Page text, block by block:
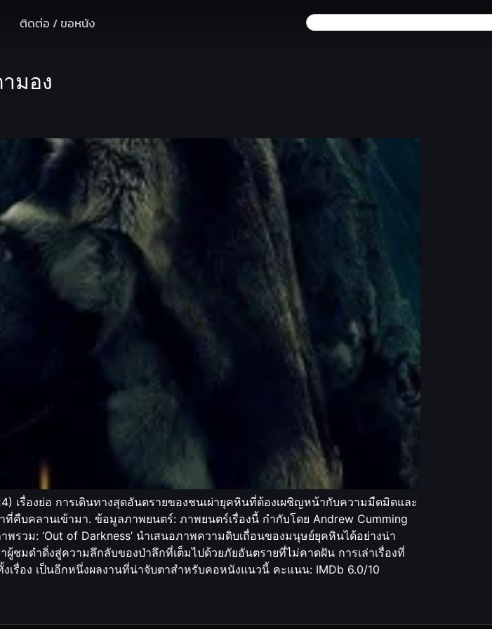
ติดต่อ / ขอหนัง
มอง
เรื่องย่อ การเดินทางสุดอันตรายของชนเผ่ายุคหินที่ต้องเผชิญหน้ากับความมืดมิดและ
คืบคลานเข้ามา. ข้อมูลภาพยนตร์: ภาพยนตร์เรื่องนี้ กำกับโดย Andrew Cumming
รวม: ‘Out of Darkness’ นำเสนอภาพความดิบเถื่อนของมนุษย์ยุคหินได้อย่างน่า
ชมดำดิ่งสู่ความลึกลับของป่าลึกที่เต็มไปด้วยภัยอันตรายที่ไม่คาดฝัน การเล่าเรื่องที่
รื่อง เป็นอีกหนึ่งผลงานที่น่าจับตาสำหรับคอหนังแนวนี้ คะแนน: IMDb 6.0/10